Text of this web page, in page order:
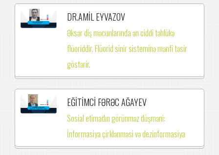
DR.AMİL EYVAZOV
Əksər diş məcunlarında ən ciddi təhlükə
flüoriddir. Flüorid sinir sisteminə mənfi təsir
göstərir.
EĞİTİMCİ FƏRƏC AĞAYEV
Sosial etimadın görünməz düşməni:
İnformasiya çirklənməsi və dezinformasiya